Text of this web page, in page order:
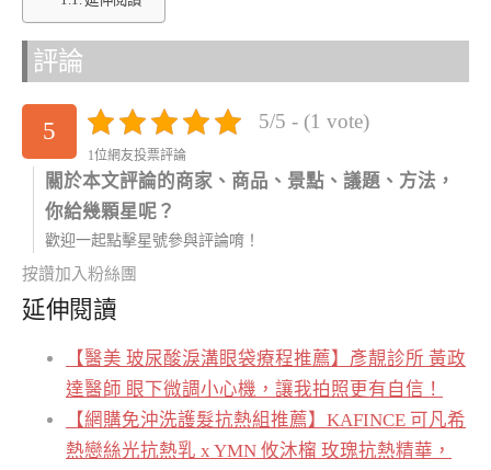
評論
5 5/5 - (1 vote)
1位網友投票評論
關於本文評論的商家、商品、景點、議題、方法，
你給幾顆星呢？
歡迎一起點擊星號參與評論唷！
按讚加入粉絲團
延伸閱讀
【醫美 玻尿酸淚溝眼袋療程推薦】彥靚診所 黃政
達醫師 眼下微調小心機，讓我拍照更有自信！
【網購免沖洗護髮抗熱組推薦】KAFINCE 可凡希
熱戀絲光抗熱乳 x YMN 攸沐橣 玫瑰抗熱精華，